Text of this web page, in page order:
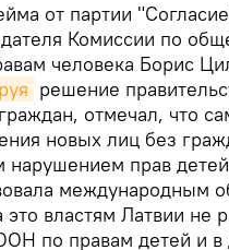
от партии
Комиссии по
человека Борис
решение
отмечал, что
новых лиц без
нарушением прав
международным
властям Латвии не
по правам детей и в